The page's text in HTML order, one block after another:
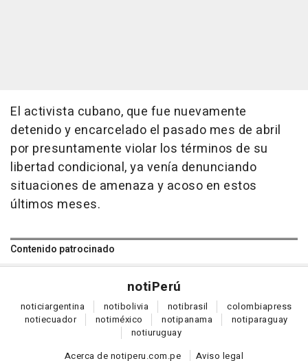
El activista cubano, que fue nuevamente
detenido y encarcelado el pasado mes de abril
por presuntamente violar los términos de su
libertad condicional, ya venía denunciando
situaciones de amenaza y acoso en estos
últimos meses.
Contenido patrocinado
notiPerú
noticiargentina notibolivia notibrasil colombiapress
notiecuador notiméxico notipanama notiparaguay
notiuruguay
Acerca de notiperu.com.pe
Aviso legal